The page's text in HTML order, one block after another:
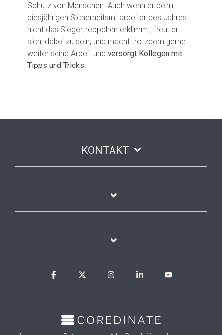
Schutz von Menschen. Auch wenn er beim
diesjährigen Sicherheitsmitarbeiter des Jahres
nicht das Siegertreppchen erklimmt, freut er
sich, dabei zu sein, und macht trotzdem gerne
weiter seine Arbeit und versorgt Kollegen mit
Tipps und Tricks.
KONTAKT
Facebook InstagramLinkedin